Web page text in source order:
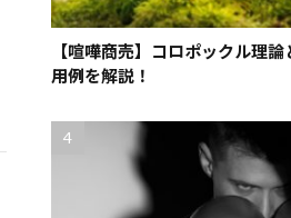
【喧嘩商売】コロポックル理
用例を解説！